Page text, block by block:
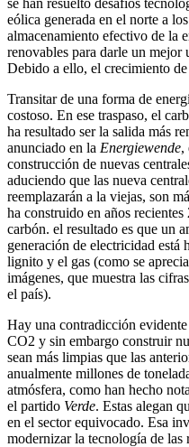
se han resuelto desafíos
eólica generada en el norte a
almacenamiento efectivo de la
renovables para darle un mejor
Debido a ello, el crecimiento
Transitar de una forma de
costoso. En ese traspaso, el
ha resultado ser la salida más
anunciado en la Energiewende,
construcción de nuevas
aduciendo que las nueva
reemplazarán a la viejas, son
ha construido en años
carbón. el resultado es que un
generación de electricidad está
lignito y el gas (como se
imágenes, que muestra las
el país).
Hay una contradicción
CO2 y sin embargo construir
sean más limpias que las
anualmente millones de
atmósfera, como han hecho
el partido Verde. Estas alegan
en el sector equivocado. Esa
modernizar la tecnología de las